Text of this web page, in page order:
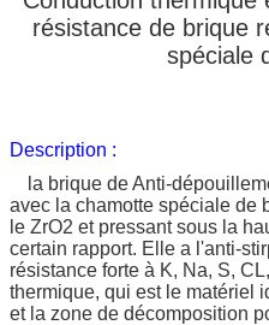
résistance de brique
spéciale
Description :
la brique de Anti-
avec la chamotte spéciale de
le ZrO2 et pressant sous la
certain rapport. Elle a l'anti-
résistance forte à K, Na, S,
thermique, qui est le matériel
et la zone de décomposition